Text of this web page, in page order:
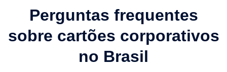
Perguntas frequentes
sobre cartões corporativos
no Brasil